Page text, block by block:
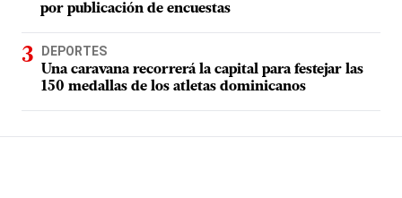
por publicación de encuestas
DEPORTES
Una caravana recorrerá la capital para festejar las
150 medallas de los atletas dominicanos